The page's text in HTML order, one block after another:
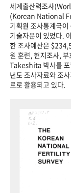
세계출산력조사
(Korean National
기획원 조사통계국
기술자문이 있었다.
한 조사예산은
원 훈련, 현지조사,
Takeshita 박사를 포
년도 조사자료와 조
료로 활용되고 있다.